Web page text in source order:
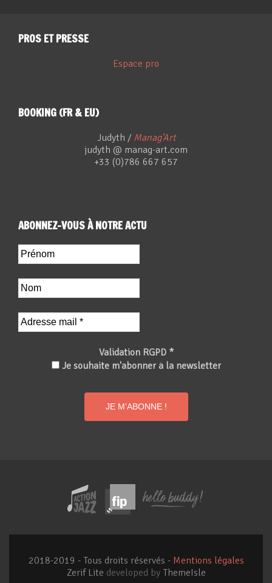
PROS ET PRESSE
Espace pro
BOOKING (FR & EU)
Judyth / Manag’Art
judyth @ manag-art.com
+33 (0)786 667 657
ABONNEZ-VOUS À NOTRE ACTU
Validation RGPD *
Je souhaite m'abonner à la newsletter
2018-2019 - Tous droits réservés - Mentions légales
Zerif Lite developed by ThemeIsle